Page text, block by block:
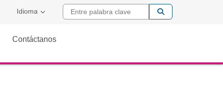
Idioma Entre palabra
Contáctanos